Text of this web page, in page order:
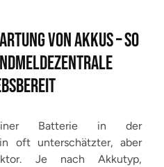
VON AKKUS – SO
Batterie in der
oft unterschätzter, aber
Je nach Akkutyp,